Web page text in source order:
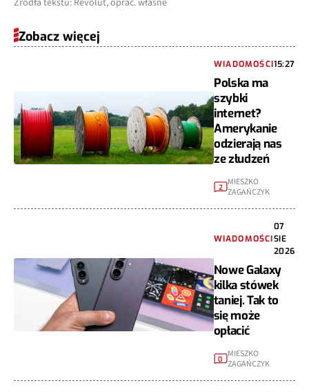
Źródła tekstu: Revolut, oprac. własne
Zobacz więcej
WIADOMOŚCI15:27
Polska ma
szybki
internet?
Amerykanie
odzierają nas
ze złudzeń
2
MIESZKO
ZAGAŃCZYK
WIADOMOŚCI
07
SIE
2026
Nowe Galaxy
kilka stówek
taniej. Tak to
się może
opłacić
0 MIESZKO
ZAGAŃCZYK